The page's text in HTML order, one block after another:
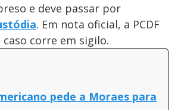
e deve passar por
. Em nota oficial, a PCDF
corre em sigilo.
pede a Moraes para